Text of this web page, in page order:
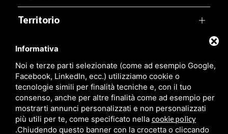
Informativa
Noi e terze parti selezionate (come ad esempio Google,
Facebook, LinkedIn, ecc.) utilizziamo cookie o
tecnologie simili per finalità tecniche e, con il tuo
consenso, anche per altre finalità come ad esempio per
mostrarti annunci personalizzati e non personalizzati
più utili per te, come specificato nella cookie policy
.Chiudendo questo banner con la crocetta o cliccando
Agenzia Pegaso
Viale Leonardo, 99, 44029 Lido di Spina (FE)
P.Iva:01316480381
Territorio
Link utili